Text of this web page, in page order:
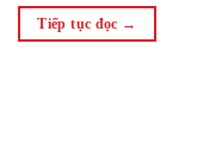
Tiếp tục đọc →